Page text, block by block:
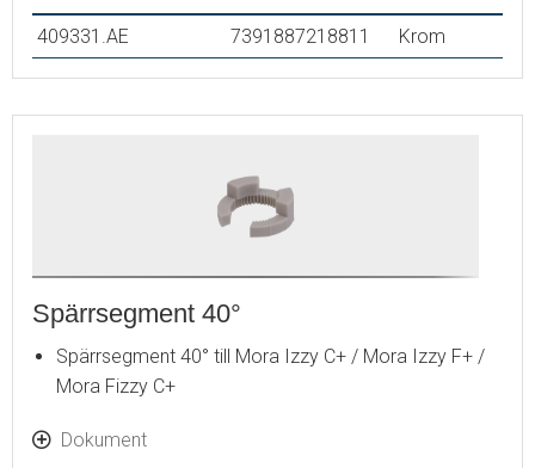
409331.AE 7391887218811 Krom
Spärrsegment 40°
Spärrsegment 40° till Mora Izzy C+ / Mora Izzy F+ /
Mora Fizzy C+
Dokument